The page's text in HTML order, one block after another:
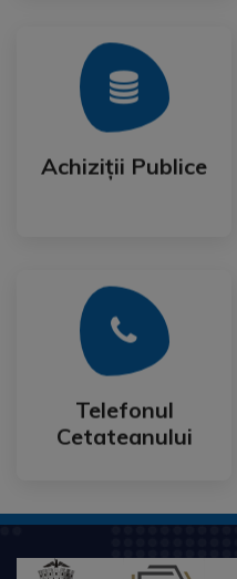
Achiziții Publice
Achiziții Publice
Mai Mult
Telefonul
Cetateanului
Telefonul
Cetateanului
Mai Mult